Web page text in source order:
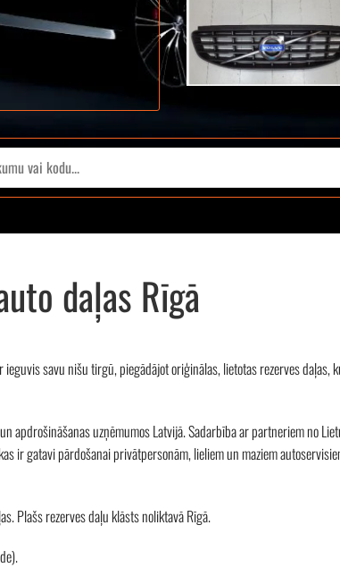
daļas Rīgā
savu nišu tirgū, piegādājot oriģinālas, lietotas rezerves daļas,
apdrošināšanas uzņēmumos Latvijā. Sadarbība ar partneriem no
ir gatavi pārdošanai privātpersonām, lieliem un maziem
Plašs rezerves daļu klāsts noliktavā Rīgā.